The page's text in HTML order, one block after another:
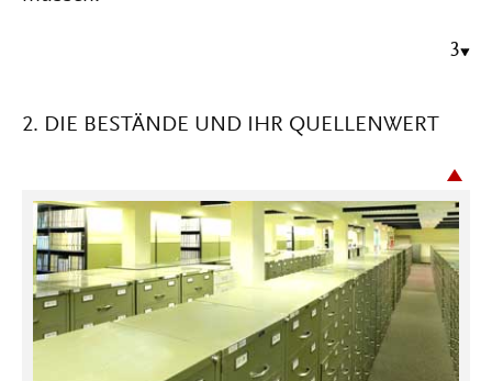
3
2. DIE BESTÄNDE UND IHR QUELLENWERT